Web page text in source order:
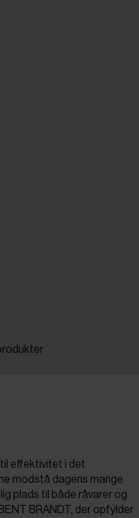
effektivitet i det
modstå dagens mange
plads til både råvarer og
BRANDT, der opfylder